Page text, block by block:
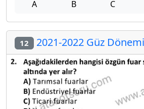
A B C
12 2021-2022 Güz Dönemi